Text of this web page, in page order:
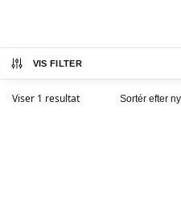
VIS FILTER
Viser 1 resultat